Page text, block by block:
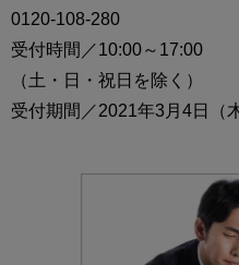
0120-108-280
受付時間／10:00～17:00
（土・日・祝日を除く）
受付期間／2021年3月4日（